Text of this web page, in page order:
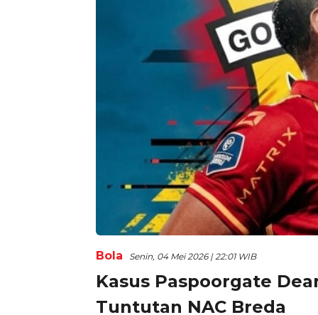
Bola Senin, 04 Mei 2026 | 22:01 WIB
Kasus Paspoorgate
Tuntutan NAC Breda